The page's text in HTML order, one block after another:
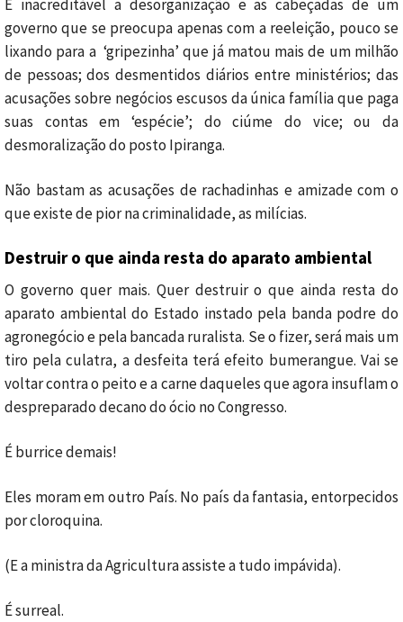
É inacreditável a desorganização e as cabeçadas de um
governo que se preocupa apenas com a reeleição, pouco se
lixando para a ‘gripezinha’ que já matou mais de um milhão
de pessoas; dos desmentidos diários entre ministérios; das
acusações sobre negócios escusos da única família que paga
suas contas em ‘espécie’; do ciúme do vice; ou da
desmoralização do posto Ipiranga.
Não bastam as acusações de rachadinhas e amizade com o
que existe de pior na criminalidade, as milícias.
Destruir o que ainda resta do aparato ambiental
O governo quer mais. Quer destruir o que ainda resta do
aparato ambiental do Estado instado pela banda podre do
agronegócio e pela bancada ruralista. Se o fizer, será mais um
tiro pela culatra, a desfeita terá efeito bumerangue. Vai se
voltar contra o peito e a carne daqueles que agora insuflam o
despreparado decano do ócio no Congresso.
É burrice demais!
Eles moram em outro País. No país da fantasia, entorpecidos
por cloroquina.
(E a ministra da Agricultura assiste a tudo impávida).
É surreal.